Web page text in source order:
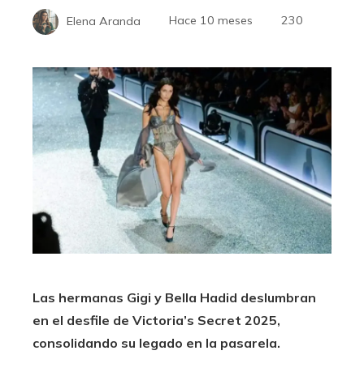
Elena Aranda Hace 10 meses 230
Las hermanas Gigi y Bella Hadid deslumbran
en el desfile de Victoria’s Secret 2025,
consolidando su legado en la pasarela.